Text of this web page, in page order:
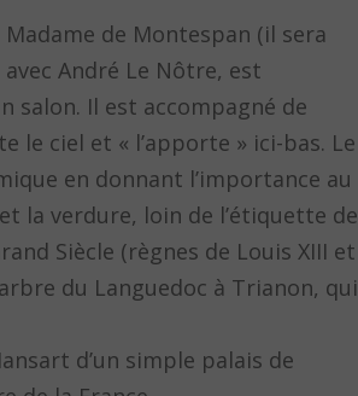
de Montespan (il sera
André Le Nôtre, est
salon. Il est accompagné de
le ciel et « l’apporte » ici-bas. Le
en donnant l’importance au
la verdure, loin de l’étiquette de
Siècle (règnes de Louis XIII et
du Languedoc à Trianon, qui
d’un simple palais de